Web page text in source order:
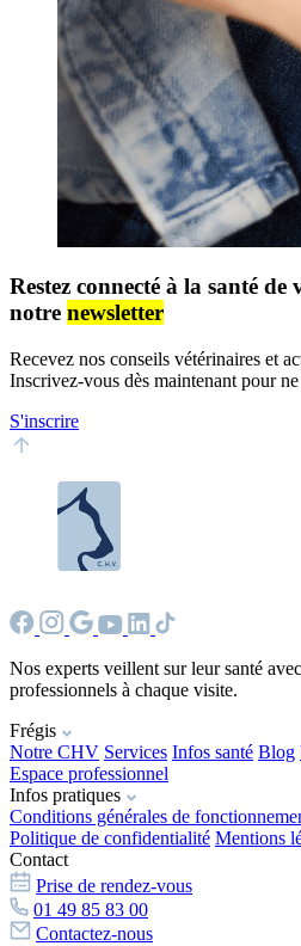
Restez connecté à la santé
notre newsletter
Recevez nos conseils vétérinaires et
Inscrivez-vous dès maintenant pour
S'inscrire
Nos experts veillent sur leur santé
professionnels à chaque visite.
Frégis
Notre CHV Services Infos santé Blog
Espace professionnel
Infos pratiques
Conditions générales de
Politique de confidentialité Mentions
Contact
Prise de rendez-vous
01 49 85 83 00
Contactez-nous